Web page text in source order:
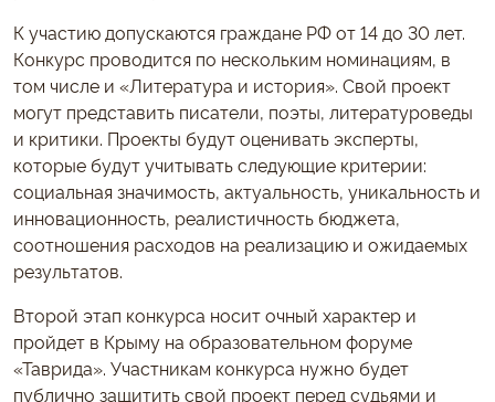
К участию допускаются граждане РФ от 14 до 30 лет.
Конкурс проводится по нескольким номинациям, в
том числе и «Литература и история». Свой проект
могут представить писатели, поэты, литературоведы
и критики. Проекты будут оценивать эксперты,
которые будут учитывать следующие критерии:
социальная значимость, актуальность, уникальность и
инновационность, реалистичность бюджета,
соотношения расходов на реализацию и ожидаемых
результатов.
Второй этап конкурса носит очный характер и
пройдет в Крыму на образовательном форуме
«Таврида». Участникам конкурса нужно будет
публично защитить свой проект перед судьями и